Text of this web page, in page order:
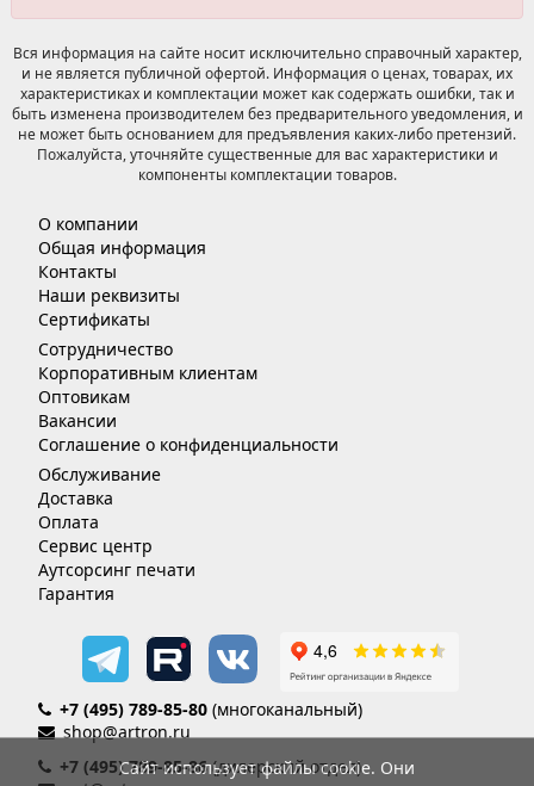
Вся информация на сайте носит исключительно справочный характер,
и не является публичной офертой. Информация о ценах, товарах, их
характеристиках и комплектации может как содержать ошибки, так и
быть изменена производителем без предварительного уведомления, и
не может быть основанием для предъявления каких-либо претензий.
Пожалуйста, уточняйте существенные для вас характеристики и
компоненты комплектации товаров.
О компании
Общая информация
Контакты
Наши реквизиты
Сертификаты
Сотрудничество
Корпоративным клиентам
Оптовикам
Вакансии
Соглашение о конфиденциальности
Обслуживание
Доставка
Оплата
Сервис центр
Аутсорсинг печати
Гарантия
+7 (495) 789-85-80 (многоканальный)
shop@artron.ru
+7 (495) 789-85-86(дилерский отдел)
Сайт использует файлы cookie. Они